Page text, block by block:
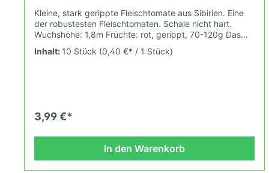
Kleine, stark gerippte Fleischtomate aus Sibirien. Eine
der robustesten Fleischtomaten. Schale nicht hart.
Wuchshöhe: 1,8m Früchte: rot, gerippt, 70-120g Das
Tomatensaatgut wird ausdrücklich als Sammelobjekt
oder Zierpflanze verkauft. Keimtemperatur zwischen
Demeter Verbandes an. Damit wird die Tomatenvielfalt
gefördert die du in deinem Hausgarten, auf der Terasse
Inhalt: 10 Stück (0,40 €* / 1 Stück)
3,99 €*
In den Warenkorb